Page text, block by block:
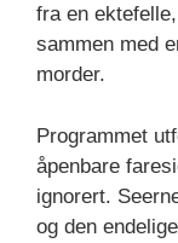
fra en
sammen med
morder.
Programmet
åpenbare
ignorert.
og den